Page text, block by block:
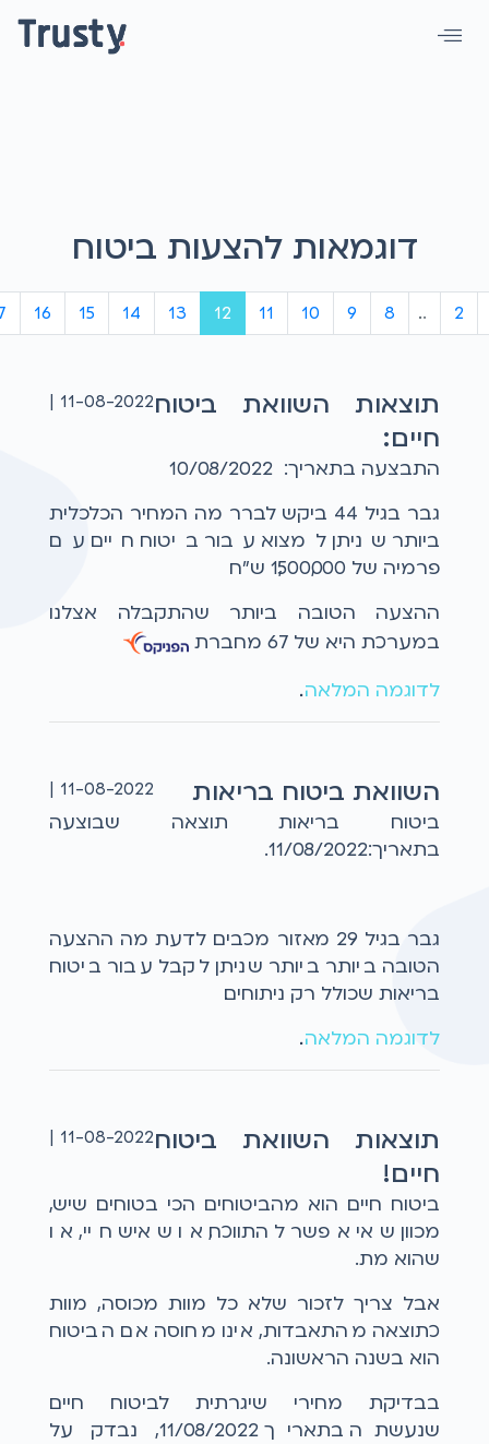
דוגמאות להצעות ביטוח
2
...
8
9
10
11
12
13
14
15
16
11-08-2022 |תוצאות השוואת ביטוח
חיים:
התבצעה בתאריך: 10/08/2022
גבר בגיל 44 ביקש לברר מה המחיר הכלכלית
ביותר שניתן למצוא עבור ביטוח חיים עם
פרמיה של 1,500,000 ש"ח
ההצעה הטובה ביותר שהתקבלה אצלנו
במערכת היא של 67 מחברת
לדוגמה המלאה...
11-08-2022 | השוואת ביטוח בריאות
ביטוח בריאות תוצאה שבוצעה
בתאריך:11/08/2022.
גבר בגיל 29 מאזור מכבים לדעת מה ההצעה
הטובה ביותר ביותר שניתן לקבל עבור ביטוח
בריאות שכולל רק ניתוחים.
לדוגמה המלאה...
11-08-2022 |תוצאות השוואת ביטוח
חיים!
ביטוח חיים הוא מהביטוחים הכי בטוחים שיש,
מכוון שאי אפשר להתווכח, או שאיש חיי, או
שהוא מת.
אבל צריך לזכור שלא כל מוות מכוסה, מוות
כתוצאה מהתאבדות, אינו מחוסה אם הביטוח
הוא בשנה הראשונה.
בבדיקת מחירי שיגרתית לביטוח חיים
שנעשתה בתאריך 11/08/2022, נבדק על